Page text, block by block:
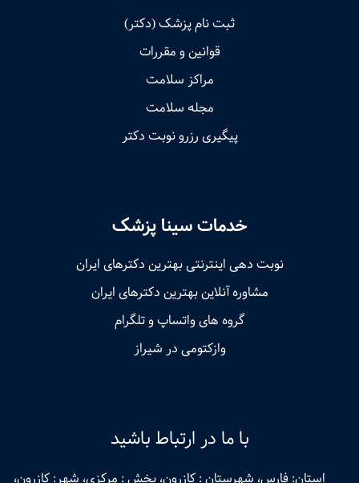
ثبت نام پزشک (دکتر)
قوانین و مقررات
مراکز سلامت
مجله سلامت
پیگیری رزرو نوبت دکتر
خدمات سینا پزشک
نوبت‌ دهی اینترنتی بهترین دکترهای ایران
مشاوره آنلاین بهترین دکترهای ایران
گروه های واتساپ و تلگرام
وازکتومی در شیراز
با ما در ارتباط باشید
استان: فارس، شهرستان : کازرون، بخش : مرکزی، شهر: کازرون،